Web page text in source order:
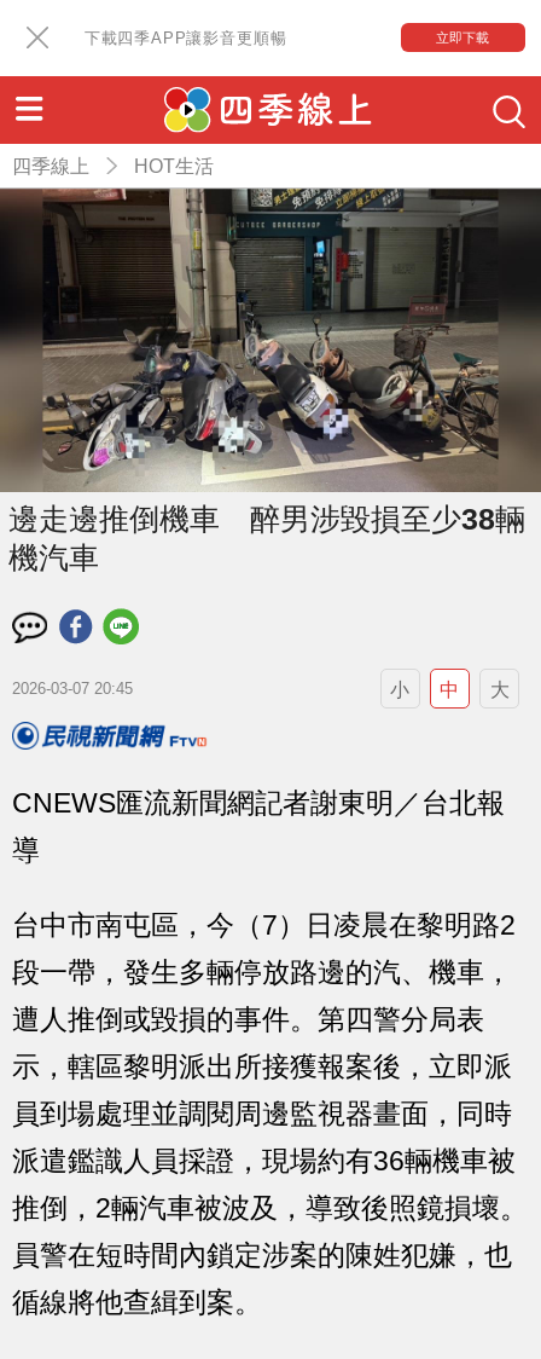
下載四季APP讓影音更順暢 立即下載
四季線上 HOT生活
邊走邊推倒機車 醉男涉毀損至少38輛
機汽車
2026-03-07 20:45 小 中 大
CNEWS匯流新聞網記者謝東明／台北報
導
台中市南屯區，今（7）日凌晨在黎明路2
段一帶，發生多輛停放路邊的汽、機車，
遭人推倒或毀損的事件。第四警分局表
示，轄區黎明派出所接獲報案後，立即派
員到場處理並調閱周邊監視器畫面，同時
派遣鑑識人員採證，現場約有36輛機車被
推倒，2輛汽車被波及，導致後照鏡損壞。
員警在短時間內鎖定涉案的陳姓犯嫌，也
循線將他查緝到案。